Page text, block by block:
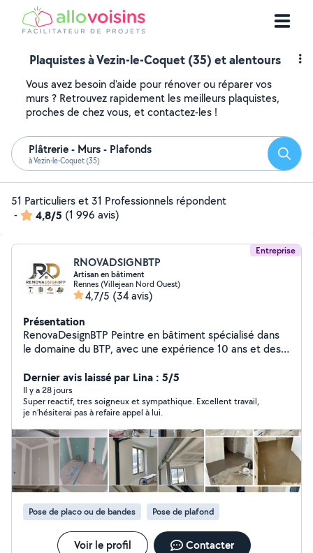
Plaquistes à Vezin-le-Coquet (35) et alentours
Vous avez besoin d'aide pour rénover ou réparer vos
murs ? Retrouvez rapidement les meilleurs plaquistes,
proches de chez vous, et contactez-les !
Plâtrerie - Murs - Plafonds
à Vezin-le-Coquet (35)
51 Particuliers et 31 Professionnels répondent
-
4,8/5 (1 996 avis)
Entreprise
RNOVADSIGNBTP
Artisan en bâtiment
Rennes (Villejean Nord Ouest)
4,7/5 (34 avis)
Présentation
RenovaDesignBTP Peintre en bâtiment spécialisé dans
le domaine du BTP, avec une expérience 10 ans et des
extérieure. Rigoureux, minutieux et soucieux du détail, je
suis capable d'effectuer tous types de travaux Montage
des échafaudages. Préparation de la peinture et des
enduits. Application de la peinture au travers de
différentes techniques. Pose de papier peint, de tissus
muraux, de linoléum ou encore de moquette.
Application de vernis et de résines spécifiques. Création
de décors peints, de trompe-l'œil, d'imitations de
matières comme le bois ou encore de décors plus
importants. Réalisation de finitions des murs, des
plafonds et des sols. Assainissement des constructions
déjà existantes.
Dernier avis laissé par Lina : 5/5
Il y a 28 jours
Super reactif, tres soigneux et sympathique. Excellent travail,
je n’hésiterai pas à refaire appel à lui.
Pose de placo ou de bandes Pose de plafond
Voir le profil Contacter